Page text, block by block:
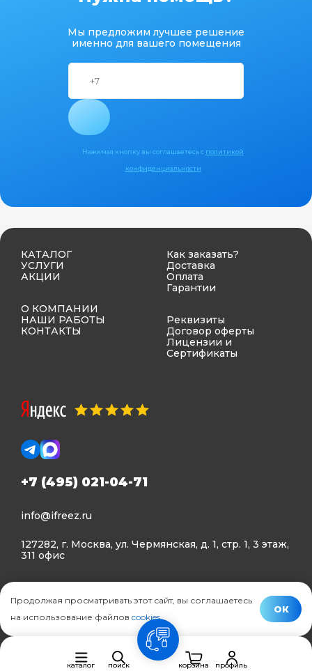
Мы предложим лучшее решение
именно для вашего помещения
Нажимая кнопку вы соглашаетесь с политикой
конфиденциальности
КАТАЛОГ
УСЛУГИ
АКЦИИ
О КОМПАНИИ
НАШИ РАБОТЫ
КОНТАКТЫ
Как заказать?
Доставка
Оплата
Гарантии
Реквизиты
Договор оферты
Лицензии и
Сертификаты
+7 (495) 021-04-71
info@ifreez.ru
127282, г. Москва, ул. Чермянская, д. 1, стр. 1, 3 этаж,
311 офис
Политика конфиденциальности
Политика использования Cookies
© Ifreez - продажа и установка климатической техники,
каталог поиск
связь
корзина
профиль
Продолжая просматривать этот сайт, вы соглашаетесь
на использование файлов cookies.
ОК